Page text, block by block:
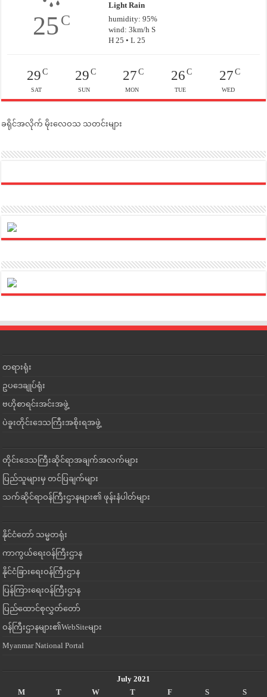
25C
Light Rain
humidity: 95%
wind: 3km/h S
H 25 • L 25
29C
SAT
29C
SUN
27 C
MON
26C
TUE
27C
WED
ခရိုင်အလိုက် မိုးလေဝသ သတင်းများ
တရားရုံး
ဥပဒေချုပ်ရုံး
ဗဟိုစာရင်းအင်းအဖွဲ့
ပဲခူးတိုင်းဒေသကြီးအစိုးရအဖွဲ့
တိုင်းဒေသကြီးဆိုင်ရာအချက်အလက်များ
ပြည်သူများမှ တင်ပြချက်များ
သက်ဆိုင်ရာဝန်ကြီးဌာနများ၏ ဖုန်းနံပါတ်များ
နိုင်ငံတော် သမ္မတရုံး
ကာကွယ်ရေးဝန်ကြီးဌာန
နိုင်ငံခြားရေးဝန်ကြီးဌာန
ပြန်ကြားရေးဝန်ကြီးဌာန
ပြည်ထောင်စုလွှတ်တော်
ဝန်ကြီးဌာနများ၏WebSiteများ
Myanmar National Portal
July 2021
M
T W T F S S